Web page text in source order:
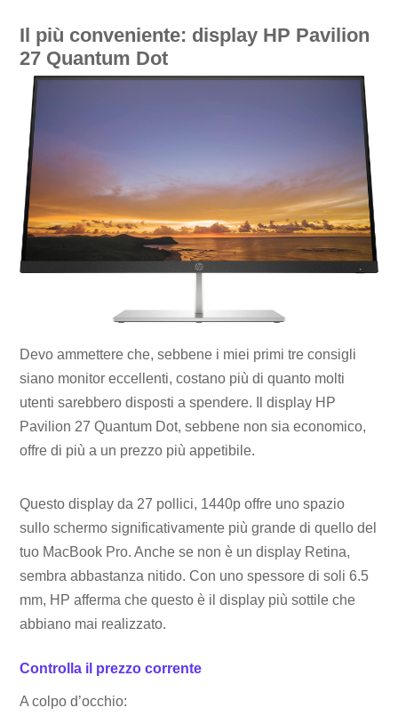
Il più conveniente: display HP Pavilion
27 Quantum Dot
Devo ammettere che, sebbene i miei primi tre consigli
siano monitor eccellenti, costano più di quanto molti
utenti sarebbero disposti a spendere. Il display HP
Pavilion 27 Quantum Dot, sebbene non sia economico,
offre di più a un prezzo più appetibile.
Questo display da 27 pollici, 1440p offre uno spazio
sullo schermo significativamente più grande di quello del
tuo MacBook Pro. Anche se non è un display Retina,
sembra abbastanza nitido. Con uno spessore di soli 6.5
mm, HP afferma che questo è il display più sottile che
abbiano mai realizzato.
Controlla il prezzo corrente
A colpo d’occhio: